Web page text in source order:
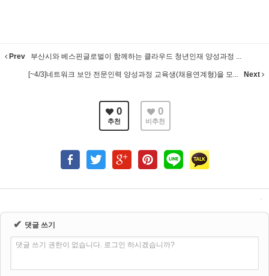
Prev 부산시와 베스핀글로벌이 함께하는 클라우드 청년인재 양성과정 ...
[~4/3]네트워크 보안 전문인력 양성과정 교육생(채용연계형)을 모... Next
0
추천
0
비추천
✔ 댓글 쓰기
댓글 쓰기 권한이 없습니다. 로그인 하시겠습니까?